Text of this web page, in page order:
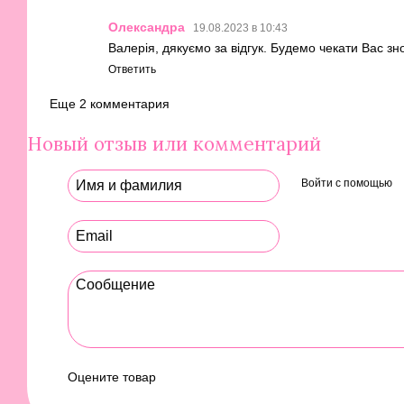
Олександра 19.08.2023 в 10:43
Валерія, дякуємо за відгук. Будемо чекати Вас
Ответить
Еще 2 комментария
Новый отзыв или комментарий
Войти с помощью
Оцените товар